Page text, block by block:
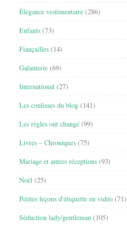
Élégance vestimentaire (286)
Enfants (73)
Fiançailles (14)
Galanterie (69)
International (27)
Les coulisses du blog (141)
Les règles ont changé (99)
Livres – Chroniques (75)
Mariage et autres réceptions (93)
Noël (25)
Petites leçons d'étiquette en vidéo (71)
Séduction lady/gentleman (105)